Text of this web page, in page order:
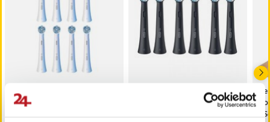
- Model: iO Series 6S
- Farve: Hvid
- Type: Magnetisk elektrisk tandbørste
- Børstetilstande: Daglig rengøring, tandkødspleje, intensiv
rengøring, skånsom børstning og blegning
- Funktioner: Bluetooth, tryksensor og batteriindikator
- Opladningstid: ca. 3 timer
Oral-B iO Ultimate
Cleaning børstehoveder
Oral-B Ultimate Clean 6-
pack 080040 - svart /
-